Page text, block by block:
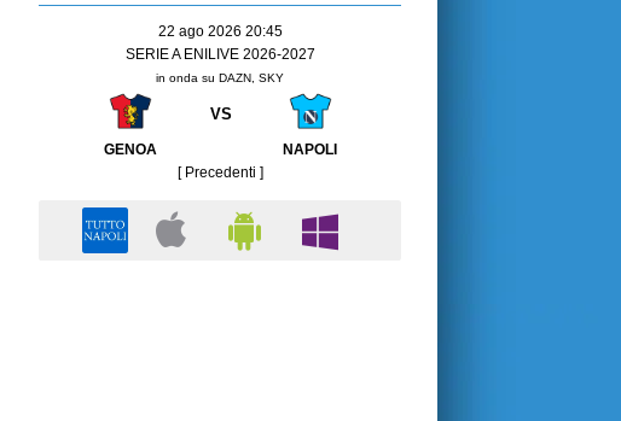
22 ago 2026 20:45
SERIE A ENILIVE 2026-2027
in onda su DAZN, SKY
VS
GENOA
NAPOLI
[ Precedenti ]